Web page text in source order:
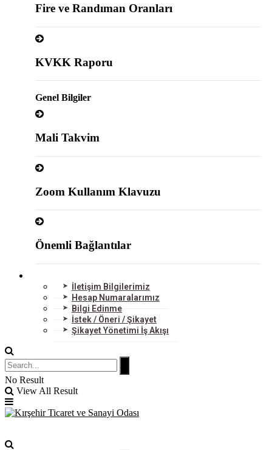
Fire ve Randıman Oranları
KVKK Raporu
Genel Bilgiler
Mali Takvim
Zoom Kullanım Klavuzu
Önemli Bağlantılar
İletişim Bilgilerimiz
Hesap Numaralarımız
Bilgi Edinme
İstek / Öneri / Şikayet
Şikayet Yönetimi İş Akışı
No Result
View All Result